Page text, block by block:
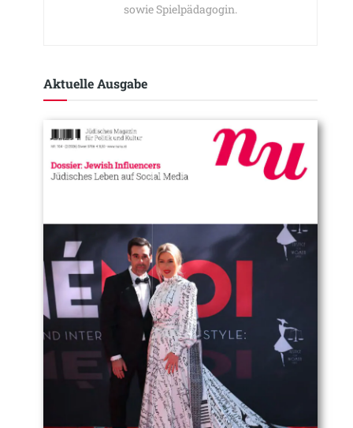
sowie Spielpädagogin.
Aktuelle Ausgabe​